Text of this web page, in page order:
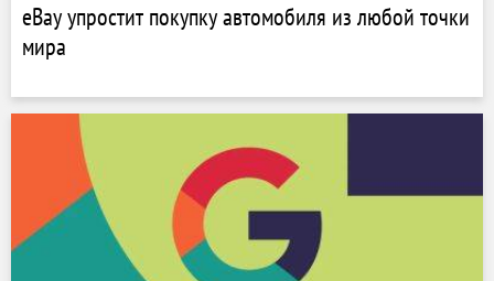
eBay упростит покупку автомобиля из любой точки
мира